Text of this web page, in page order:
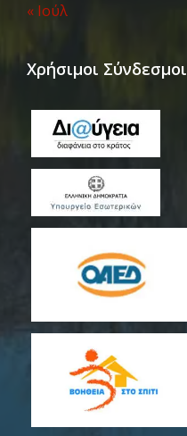
« Ιούλ
Χρήσιμοι Σύνδεσμοι